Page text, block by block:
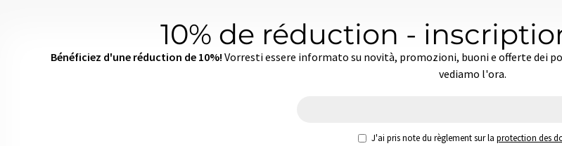
10% de réduction -
Bénéficiez d'une réduction de 10%! Vorresti essere informato su novità, promozioni, buoni e offerte dei
vediamo l'ora.
J'ai pris note du règlement sur la protection des